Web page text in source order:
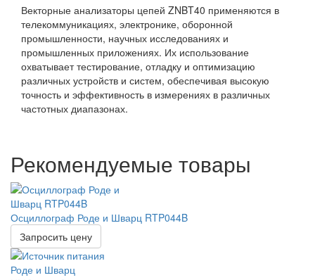
Векторные анализаторы цепей ZNBT40 применяются в
телекоммуникациях, электронике, оборонной
промышленности, научных исследованиях и
промышленных приложениях. Их использование
охватывает тестирование, отладку и оптимизацию
различных устройств и систем, обеспечивая высокую
точность и эффективность в измерениях в различных
частотных диапазонах.
Рекомендуемые товары
Осциллограф Роде и Шварц RTP044B
Запросить цену